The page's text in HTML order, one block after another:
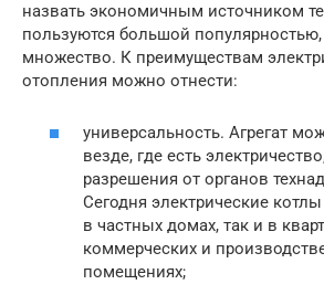
назвать экономичным источником
пользуются большой
множество. К преимуществам
отопления можно отнести:
универсальность. Агрегат
везде, где есть
разрешения от органов
Сегодня электрические
в частных домах, так и в
коммерческих и
помещениях;